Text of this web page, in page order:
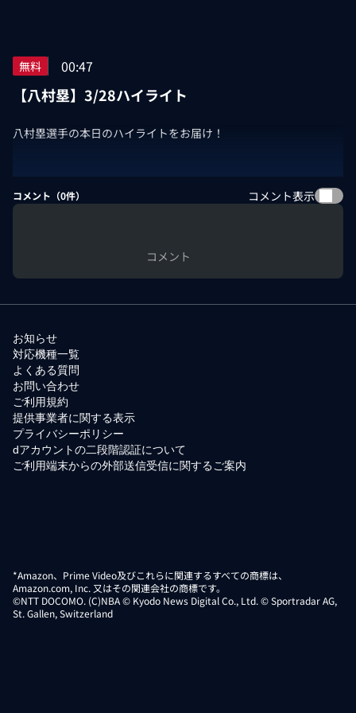
無料 00:47
【八村塁】3/28ハイライト
八村塁選手の本日のハイライトをお届け！
コメント（0件） コメント表示
コメント
お知らせ
対応機種一覧
よくある質問
お問い合わせ
ご利用規約
提供事業者に関する表示
プライバシーポリシー
dアカウントの二段階認証について
ご利用端末からの外部送信受信に関するご案内
*Amazon、Prime Video及びこれらに関連するすべての商標は、
Amazon.com, Inc. 又はその関連会社の商標です。
©NTT DOCOMO. (C)NBA © Kyodo News Digital Co., Ltd. © Sportradar AG,
St. Gallen, Switzerland